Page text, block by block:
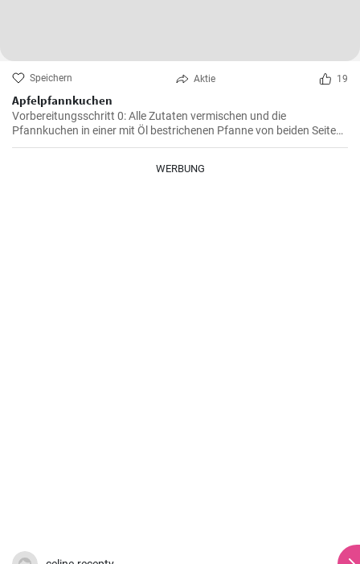
Speichern Aktie 19
Apfelpfannkuchen
Vorbereitungsschritt 0: Alle Zutaten vermischen und die
Pfannkuchen in einer mit Öl bestrichenen Pfanne von beiden Seiten
braten.
WERBUNG